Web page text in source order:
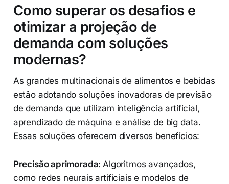
Como superar os desafios e
otimizar a projeção de
demanda com soluções
modernas?
As grandes multinacionais de alimentos e bebidas
estão adotando soluções inovadoras de previsão
de demanda que utilizam inteligência artificial,
aprendizado de máquina e análise de big data.
Essas soluções oferecem diversos benefícios:
Precisão aprimorada:Algoritmos avançados,
como redes neurais artificiais e modelos de